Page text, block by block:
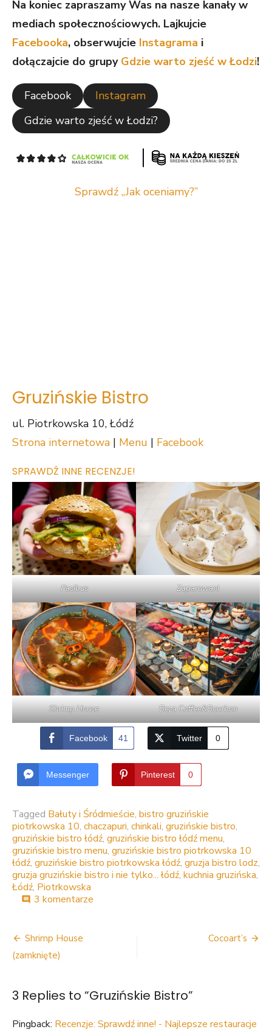
Na koniec zapraszamy Was na nasze kanały w
mediach społecznościowych. Lajkujcie
Facebooka, obserwujcie Instagrama i
dołączajcie do grupy Gdzie warto zjeść w Łodzi!
Facebook
Instagram
Gdzie warto zjeść w Łodzi?
Sprawdź „Jak oceniamy?”
Gruzińskie Bistro
ul. Piotrkowska 10, Łódź
Strona internetowa | Menu | Facebook
SPRAWDŹ INNE RECENZJE!
Pasibus Zaparowani
Shrimp House Beza Coffee&Bourbon
Facebook 41 Twitter 0
Messenger Pinterest 0
Tagged Bałuty i Śródmieście, bistro gruzińskie
piotrkowska 10, chaczapuri, chinkali, gruzińskie bistro,
gruzińskie bistro łódź, gruzińskie bistro łódź menu,
gruzińskie bistro menu, gruzińskie bistro piotrkowska 10
łódź, gruzińskie bistro piotrkowska łódź, gruzja bistro lodz,
gruzja gruzińskie bistro i nie tylko... łódź, kuchnia gruzińska,
Łódź, Piotrkowska
comment 3 komentarze
Nawigacja
wpisu
Shrimp House
(zamknięte)
Cocoart’s
3 Replies to “Gruzińskie Bistro”
Pingback: Recenzje: Sprawdź inne! - Najlepsze restauracje